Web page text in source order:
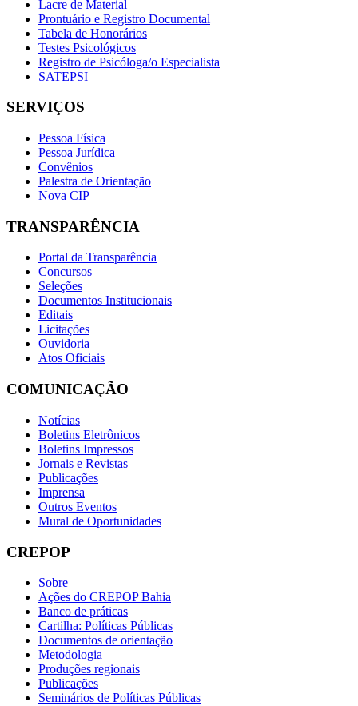
Lacre de Material
Prontuário e Registro Documental
Tabela de Honorários
Testes Psicológicos
Registro de Psicóloga/o Especialista
SATEPSI
SERVIÇOS
Pessoa Física
Pessoa Jurídica
Convênios
Palestra de Orientação
Nova CIP
TRANSPARÊNCIA
Portal da Transparência
Concursos
Seleções
Documentos Institucionais
Editais
Licitações
Ouvidoria
Atos Oficiais
COMUNICAÇÃO
Notícias
Boletins Eletrônicos
Boletins Impressos
Jornais e Revistas
Publicações
Imprensa
Outros Eventos
Mural de Oportunidades
CREPOP
Sobre
Ações do CREPOP Bahia
Banco de práticas
Cartilha: Políticas Públicas
Documentos de orientação
Metodologia
Produções regionais
Publicações
Seminários de Políticas Públicas